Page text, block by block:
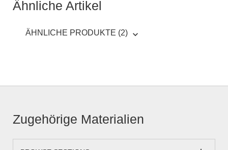
Ähnliche Artikel
ÄHNLICHE PRODUKTE (2)
Zugehörige Materialien